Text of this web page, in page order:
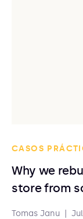
CASOS
Why we
store from
Tomas Janu